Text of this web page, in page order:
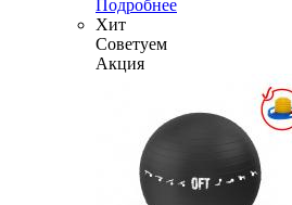
Подробнее
Хит
Советуем
Акция